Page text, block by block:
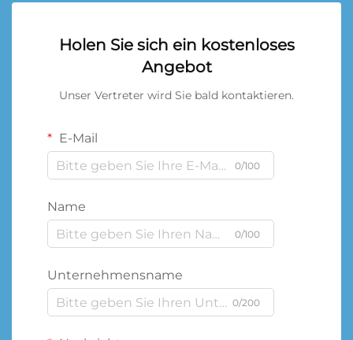
Holen Sie sich ein kostenloses
Angebot
Unser Vertreter wird Sie bald kontaktieren.
E-Mail
0/100
Name
0/100
Unternehmensname
0/200